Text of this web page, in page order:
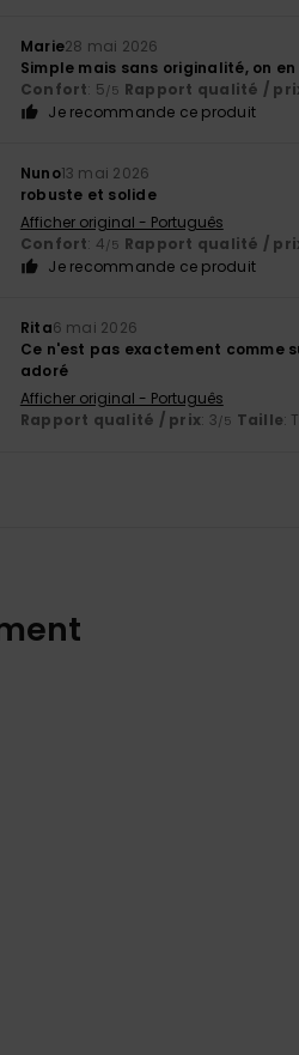
Marie28 mai 2026
Simple mais sans originalité, on
Confort: 5/5 Rapport qualité /
Je recommande ce produit
Nuno13 mai 2026
robuste et solide
Afficher original - Português
Confort: 4/5 Rapport qualité /
Je recommande ce produit
Rita6 mai 2026
Ce n'est pas exactement comme
adoré
Afficher original - Português
Rapport qualité / prix: 3/5 Taille: